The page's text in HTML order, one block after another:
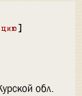
]
обл.